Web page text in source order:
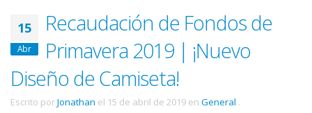
15
Abr
Recaudación de Fondos de
Primavera 2019 | ¡Nuevo
Diseño de Camiseta!
Escrito porJonathan el 15 de abril de 2019 en General .